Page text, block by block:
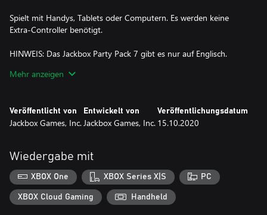
Spielt mit Handys, Tablets oder Computern. Es werden keine
Extra-Controller benötigt.
HINWEIS: Das Jackbox Party Pack 7 gibt es nur auf Englisch.
HINWEIS: Das Spiel ist für lokale Multispieler bestimmt, kann aber
Mehr anzeigen
Veröffentlicht von
Jackbox Games, Inc.
Entwickelt von
Jackbox Games, Inc.
Veröffentlichungsdatum
15.10.2020
Wiedergabe mit
XBOX One XBOX Series X|S PC
XBOX Cloud Gaming Handheld